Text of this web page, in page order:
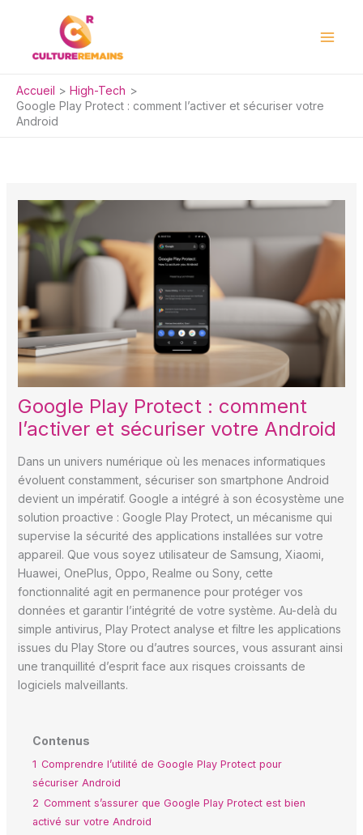
Accueil
High-Tech
Google Play Protect : comment l’activer et sécuriser votre
Android
Google Play Protect : comment
l’activer et sécuriser votre Android
Dans un univers numérique où les menaces informatiques
évoluent constamment, sécuriser son smartphone Android
devient un impératif. Google a intégré à son écosystème une
solution proactive : Google Play Protect, un mécanisme qui
supervise la sécurité des applications installées sur votre
appareil. Que vous soyez utilisateur de Samsung, Xiaomi,
Huawei, OnePlus, Oppo, Realme ou Sony, cette
fonctionnalité agit en permanence pour protéger vos
données et garantir l’intégrité de votre système. Au-delà du
simple antivirus, Play Protect analyse et filtre les applications
issues du Play Store ou d’autres sources, vous assurant ainsi
une tranquillité d’esprit face aux risques croissants de
logiciels malveillants.
Contenus
1 Comprendre l’utilité de Google Play Protect pour
sécuriser Android
2 Comment s’assurer que Google Play Protect est bien
activé sur votre Android